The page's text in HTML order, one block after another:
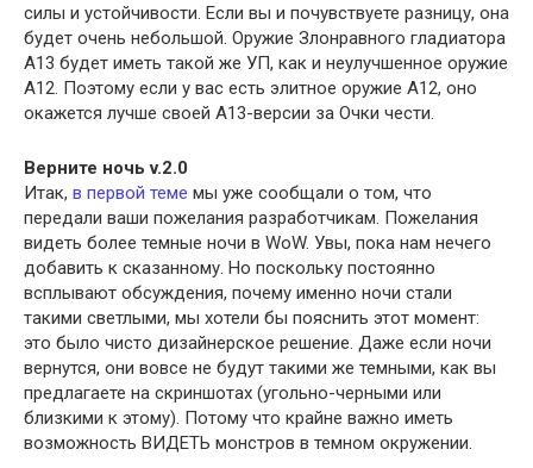
силы и устойчивости. Если вы и почувствуете разницу, она
будет очень небольшой. Оружие Злонравного гладиатора
А13 будет иметь такой же УП, как и неулучшенное оружие
А12. Поэтому если у вас есть элитное оружие А12, оно
окажется лучше своей А13-версии за Очки чести.
Верните ночь v.2.0
Итак, в первой теме мы уже сообщали о том, что
передали ваши пожелания разработчикам. Пожелания
видеть более темные ночи в WoW. Увы, пока нам нечего
добавить к сказанному. Но поскольку постоянно
всплывают обсуждения, почему именно ночи стали
такими светлыми, мы хотели бы пояснить этот момент:
это было чисто дизайнерское решение. Даже если ночи
вернутся, они вовсе не будут такими же темными, как вы
предлагаете на скриншотах (угольно-черными или
близкими к этому). Потому что крайне важно иметь
возможность ВИДЕТЬ монстров в темном окружении.